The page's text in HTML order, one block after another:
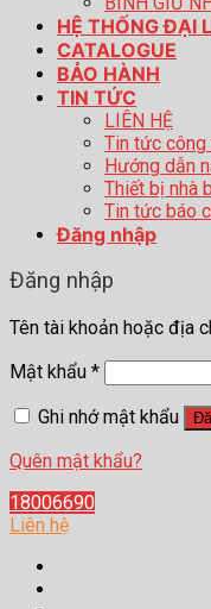
HỆ THỐNG ĐẠI
CATALOGUE
BẢO HÀNH
TIN TỨC
LIÊN HỆ
Tin tức công
Hướng dẫn
Thiết bị nhà
Tin tức báo
Đăng nhập
Đăng nhập
Tên tài khoản hoặc địa
Mật khẩu *
Ghi nhớ mật khẩu
Quên mật khẩu?
18006690
Liên hệ